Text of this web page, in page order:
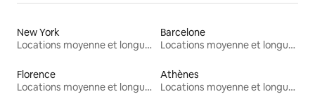
New York
Locations moyenne et longue durée
Barcelone
Locations moyenne et longue durée
Florence
Locations moyenne et longue durée
Athènes
Locations moyenne et longue durée